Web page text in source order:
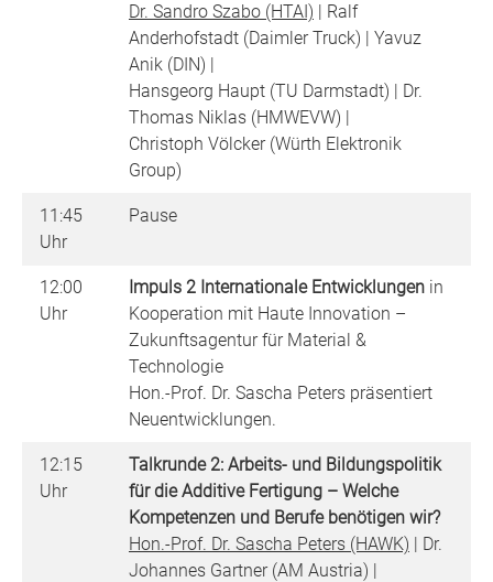
Dr. Sandro Szabo (HTAI) | Ralf
Anderhofstadt (Daimler Truck) | Yavuz
Anik (DIN) |
Hansgeorg Haupt (TU Darmstadt) | Dr.
Thomas Niklas (HMWEVW) |
Christoph Völcker (Würth Elektronik
Group)
11:45
Uhr
Pause
12:00
Uhr
Impuls 2 Internationale Entwicklungen in
Kooperation mit Haute Innovation –
Zukunftsagentur für Material &
Technologie
Hon.-Prof. Dr. Sascha Peters präsentiert
Neuentwicklungen.
12:15
Uhr
Talkrunde 2: Arbeits- und Bildungspolitik
für die Additive Fertigung – Welche
Kompetenzen und Berufe benötigen wir?
Hon.-Prof. Dr. Sascha Peters (HAWK) | Dr.
Johannes Gartner (AM Austria) |